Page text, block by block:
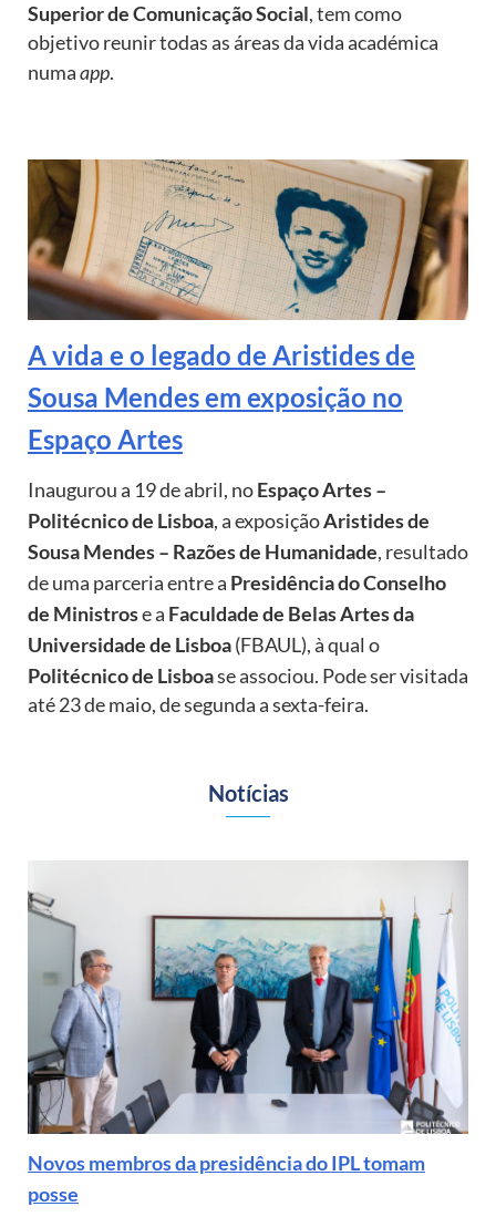
Superior de Comunicação Social, tem como
objetivo reunir todas as áreas da vida académica
numaapp.
Image
A vida e o legado de Aristides de
Sousa Mendes em exposição no
Espaço Artes
Inaugurou a 19 de abril, noEspaço Artes –
Politécnico de Lisboa, a exposiçãoAristides de
Sousa Mendes – Razões de Humanidade, resultado
de uma parceria entre a Presidência do Conselho
de Ministrose a Faculdade de Belas Artes da
Universidade de Lisboa(FBAUL), à qual o
Politécnico de Lisboase associou. Pode ser visitada
até 23 de maio, de segunda a sexta-feira.
Notícias
Novos membros da presidência do IPL tomam
posse